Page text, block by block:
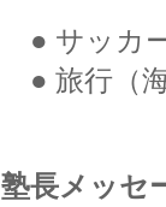
● サッカ
● 旅行（
塾長メッセ